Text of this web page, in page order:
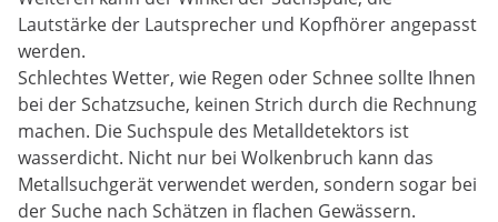
Lautstärke der Lautsprecher und Kopfhörer angepasst
werden.
Schlechtes Wetter, wie Regen oder Schnee sollte Ihnen
bei der Schatzsuche, keinen Strich durch die Rechnung
machen. Die Suchspule des Metalldetektors ist
wasserdicht. Nicht nur bei Wolkenbruch kann das
Metallsuchgerät verwendet werden, sondern sogar bei
der Suche nach Schätzen in flachen Gewässern.